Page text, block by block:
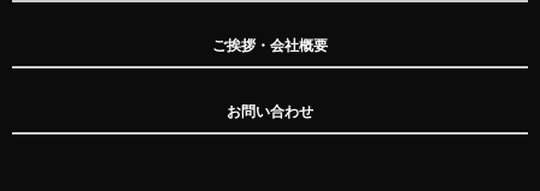
ご挨拶・会社概要
お問い合わせ